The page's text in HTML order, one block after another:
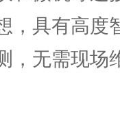
，具有高度
，无需现场